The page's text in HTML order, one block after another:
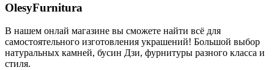
OlesyFurnitura
В нашем онлай магазине вы сможете найти всё для
самостоятельного изготовления украшений! Большой выбор
натуральных камней, бусин Дзи, фурнитуры разного класса и
стиля.